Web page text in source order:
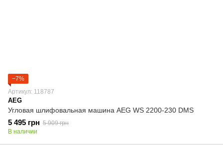
−7%
Артикул: 118787
AEG
Угловая шлифовальная машина AEG WS 2200-230 DMS
5 495 грн 5 909 грн
В наличии